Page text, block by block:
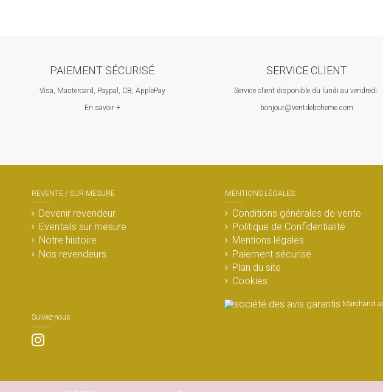
PAIEMENT SÉCURISÉ
Visa, Mastercard, Paypal, CB, ApplePay
En savoir +
SERVICE CLIENT
Service client disponible du lundi au vendredi
bonjour@ventdeboheme.com
REVENTE / SUR MESURE
Devenir revendeur
Eventails sur mesure
Notre histoire
Nos revendeurs
MENTIONS LÉGALES
Conditions générales de vente
Politique de Confidentialité
Mentions légales
Paiement sécurisé
Plan du site
Cookies
Marchand
Suivez-nous